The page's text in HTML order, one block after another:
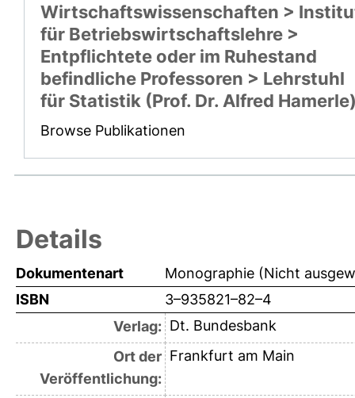
Wirtschaftswissenschaften >
für Betriebswirtschaftslehre >
Entpflichtete oder im Ruhestand
befindliche Professoren > Lehrstuhl
für Statistik (Prof. Dr. Alfred
Browse Publikationen
Details
Dokumentenart
Monographie (Nicht
ISBN
3–935821–82–4
Verlag: Dt. Bundesbank
Ort der
Veröffentlichung:
Frankfurt am Main